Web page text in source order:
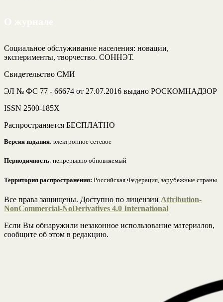
Социальное обслуживание населения: новации,
эксперименты, творчество. СОННЭТ.
Свидетельство СМИ
ЭЛ № ФС 77 - 66674 от 27.07.2016 выдано РОСКОМНАДЗОР
ISSN 2500-185Х
Распространяется БЕСПЛАТНО
Версия издания: электронное сетевое
Периодичность: непрерывно обновляемый
Территория распространения: Российская Федерация, зарубежные страны
Все права защищены. Доступно по лицензии Attribution-
NonCommercial-NoDerivatives 4.0 International
Если Вы обнаружили незаконное использование материалов,
сообщите об этом в редакцию.